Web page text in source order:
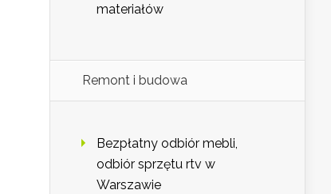
materiałów
Remont i budowa
Bezpłatny odbiór mebli,
odbiór sprzętu rtv w
Warszawie